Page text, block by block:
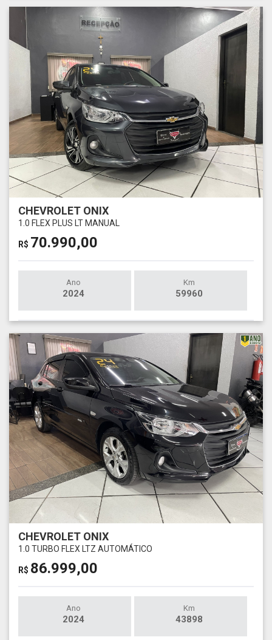
CHEVROLET ONIX
1.0 FLEX PLUS LT MANUAL
R$ 70.990,00
Ano
2024
Km
59960
CHEVROLET ONIX
1.0 TURBO FLEX LTZ AUTOMÁTICO
R$ 86.999,00
Ano
2024
Km
43898